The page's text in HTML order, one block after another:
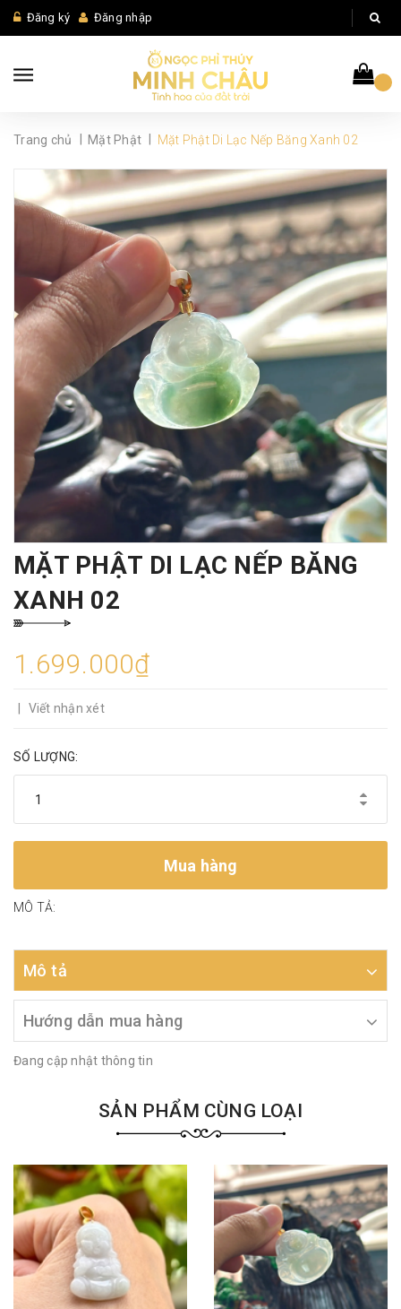
Đăng ký Đăng nhập
Trang chủ Mặt Phật Mặt Phật Di Lạc Nếp Băng Xanh 02
MẶT PHẬT DI LẠC NẾP BĂNG
XANH 02
1.699.000₫
Viết nhận xét
SỐ LƯỢNG:
Mua hàng
MÔ TẢ:
Mô tả
Hướng dẫn mua hàng
Đang cập nhật thông tin
SẢN PHẨM CÙNG LOẠI